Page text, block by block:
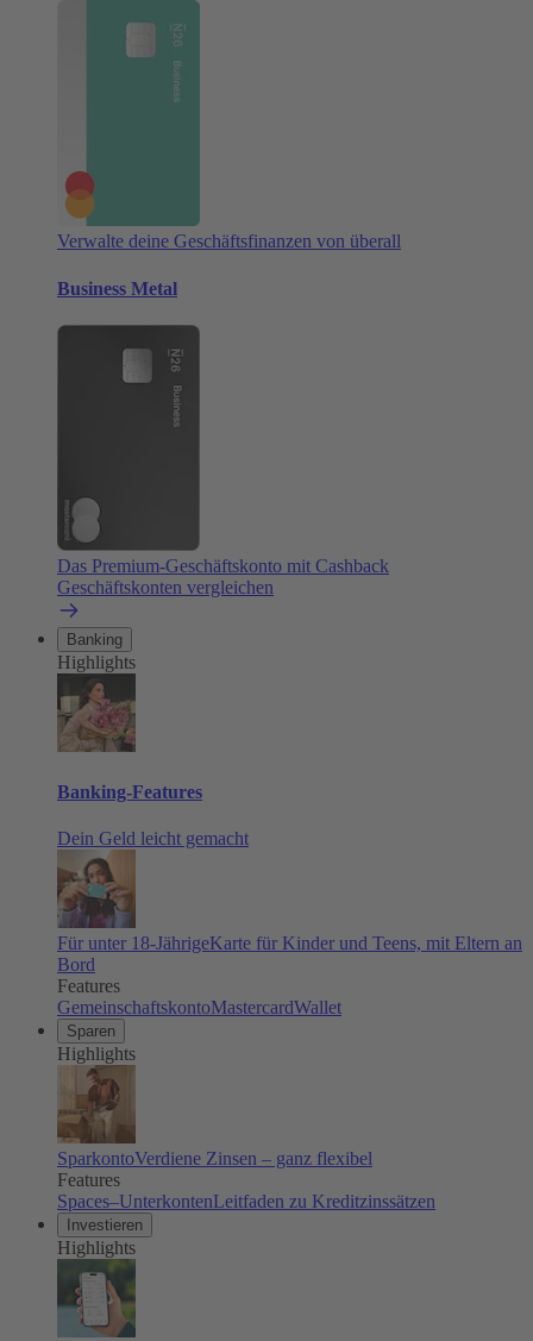
Verwalte deine Geschäftsfinanzen von überall
Business Metal
Das Premium-Geschäftskonto mit Cashback
Geschäftskonten vergleichen
Banking
Highlights
Banking-Features
Dein Geld leicht gemacht
Für unter 18-JährigeKarte für Kinder und Teens, mit Eltern an
Bord
Features
GemeinschaftskontoMastercardWallet
Sparen
Highlights
SparkontoVerdiene Zinsen – ganz flexibel
Features
Spaces–UnterkontenLeitfaden zu Kreditzinssätzen
Investieren
Highlights